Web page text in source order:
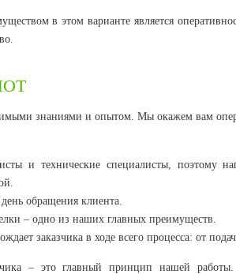
в этом варианте является
знаниями и опытом. Мы окажем вам
и технические специалисты, поэтому
обращения клиента.
– одно из наших главных преимуществ.
заказчика в ходе всего процесса: от
– это главный принцип нашей